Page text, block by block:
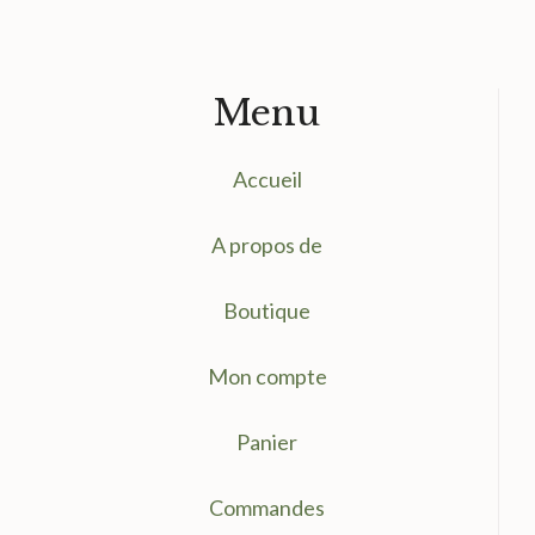
Menu
Accueil
A propos de
Boutique
Mon compte
Panier
Commandes